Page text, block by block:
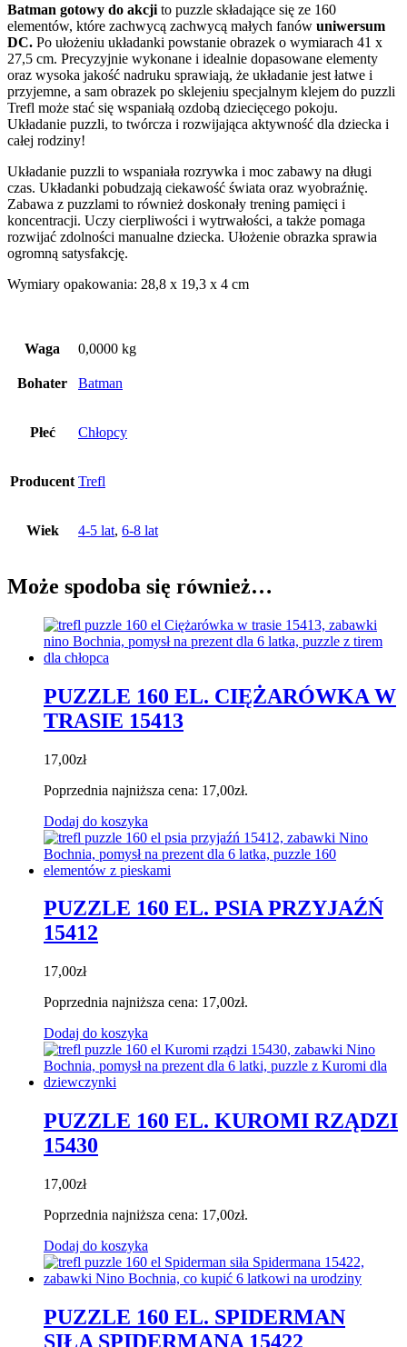
Batman gotowy do akcji to puzzle składające się ze 160
elementów, które zachwycą zachwycą małych fanów uniwersum
DC. Po ułożeniu układanki powstanie obrazek o wymiarach 41 x
27,5 cm. Precyzyjnie wykonane i idealnie dopasowane elementy
oraz wysoka jakość nadruku sprawiają, że układanie jest łatwe i
przyjemne, a sam obrazek po sklejeniu specjalnym klejem do puzzli
Trefl może stać się wspaniałą ozdobą dziecięcego pokoju.
Układanie puzzli, to twórcza i rozwijająca aktywność dla dziecka i
całej rodziny!
Układanie puzzli to wspaniała rozrywka i moc zabawy na długi
czas. Układanki pobudzają ciekawość świata oraz wyobraźnię.
Zabawa z puzzlami to również doskonały trening pamięci i
koncentracji. Uczy cierpliwości i wytrwałości, a także pomaga
rozwijać zdolności manualne dziecka. Ułożenie obrazka sprawia
ogromną satysfakcję.
Wymiary opakowania: 28,8 x 19,3 x 4 cm
Waga 0,0000 kg
Bohater Batman
Płeć Chłopcy
Producent Trefl
Wiek 4-5 lat, 6-8 lat
Może spodoba się również…
PUZZLE 160 EL. CIĘŻARÓWKA W
TRASIE 15413
17,00zł
Poprzednia najniższa cena: 17,00zł.
Dodaj do koszyka
PUZZLE 160 EL. PSIA PRZYJAŹŃ
15412
17,00zł
Poprzednia najniższa cena: 17,00zł.
Dodaj do koszyka
PUZZLE 160 EL. KUROMI RZĄDZI
15430
17,00zł
Poprzednia najniższa cena: 17,00zł.
Dodaj do koszyka
PUZZLE 160 EL. SPIDERMAN
SIŁA SPIDERMANA 15422